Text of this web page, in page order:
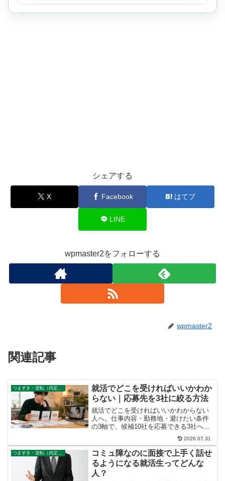
シェアする
X Facebook はてブ
LINE
wpmaster2をフォローする
wpmaster2
関連記事
就活でどこを受ければいいかわか
らない｜応募先を3社に絞る方法
就活でどこを受ければいいかわからない
人へ。仕事内容・勤務地・避けたい条件
の3軸で、候補10社を応募できる3社へ絞
2026.07.31
つまずき・逆転（内定なし、既卒）
コミュ障なのに面接で上手く話せ
るようになる就活生ってどんな
人？